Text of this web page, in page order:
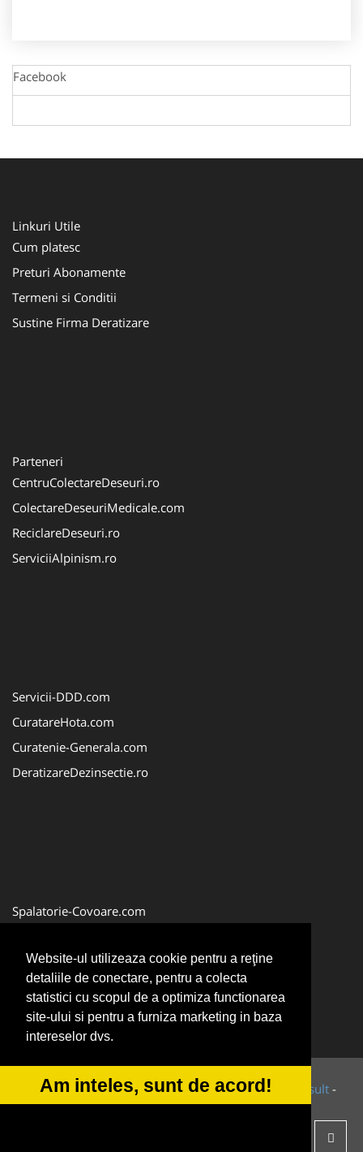
Website-ul utilizeaza cookie pentru a reţine
detaliile de conectare, pentru a colecta
statistici cu scopul de a optimiza functionarea
site-ului si pentru a furniza marketing in baza
intereselor dvs.
Am inteles, sunt de acord!
Facebook
Linkuri Utile
Cum platesc
Preturi Abonamente
Termeni si Conditii
Sustine Firma Deratizare
Parteneri
CentruColectareDeseuri.ro
ColectareDeseuriMedicale.com
ReciclareDeseuri.ro
ServiciiAlpinism.ro
Servicii-DDD.com
CuratareHota.com
Curatenie-Generala.com
DeratizareDezinsectie.ro
Spalatorie-Covoare.com
Spalatorie-Curatatorie.com
Servicii-Deratizare.com
© 2014-2026 Powered byVilonMedia&Tokaido Consult -
ANPC SOL